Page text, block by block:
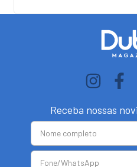
Receba nossas